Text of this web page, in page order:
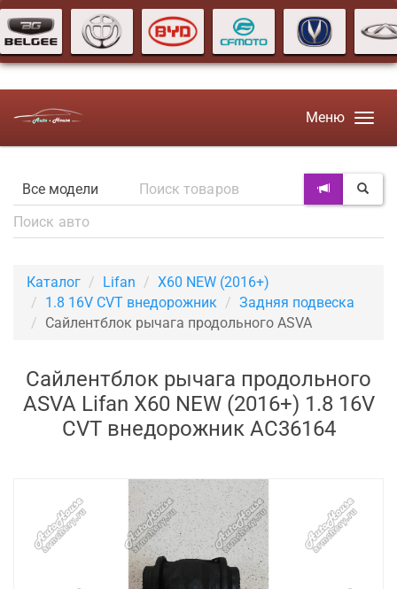
Меню
Каталог Lifan
X60 NEW (2016+)
1.8 16V CVT внедорожник
Задняя подвеска
Сайлентблок рычага продольного ASVA
Сайлентблок рычага продольного
ASVA Lifan X60 NEW (2016+) 1.8 16V
CVT внедорожник AC36164